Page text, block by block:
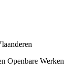
Openbare Werken